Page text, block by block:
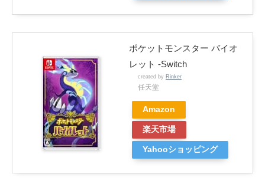
ポケットモンスター バイオ
レット -Switch
created by Rinker
任天堂
Amazon
楽天市場
Yahooショッピング